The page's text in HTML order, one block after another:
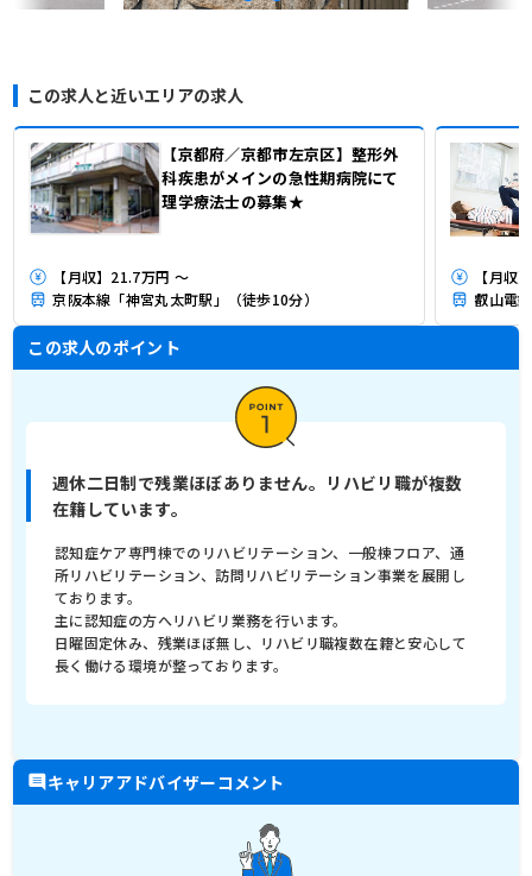
この求人と近いエリアの求人
【京都府／京都市左京区】整形外
科疾患がメインの急性期病院にて
理学療法士の募集★
【月収】21.7万円 ～
京阪本線「神宮丸太町駅」（徒歩10分）
【月収
叡山電
この求人のポイント
週休二日制で残業ほぼありません。リハビリ職が複数
在籍しています。
認知症ケア専門棟でのリハビリテーション、一般棟フロア、通
所リハビリテーション、訪問リハビリテーション事業を展開し
ております。
主に認知症の方へリハビリ業務を行います。
日曜固定休み、残業ほぼ無し、リハビリ職複数在籍と安心して
長く働ける環境が整っております。
キャリアアドバイザーコメント